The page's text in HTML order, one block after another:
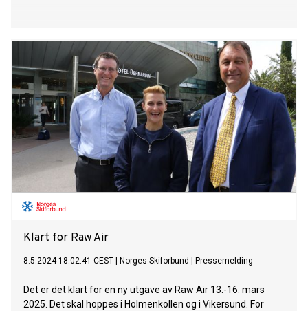
Klart for Raw Air
8.5.2024 18:02:41 CEST Norges Skiforbund Pressemelding
Det er det klart for en ny utgave av Raw Air 13.-16. mars
2025. Det skal hoppes i Holmenkollen og i Vikersund. For